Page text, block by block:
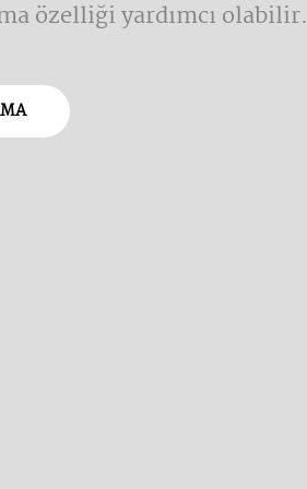
özelliği yardımcı olabilir.